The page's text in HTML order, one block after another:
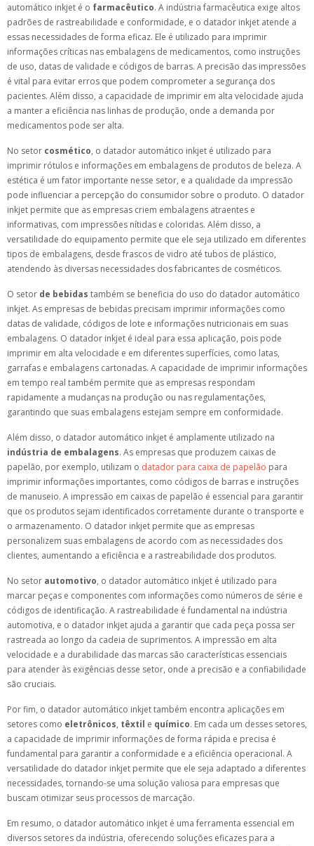
automático inkjet é o farmacêutico. A indústria farmacêutica exige altos
padrões de rastreabilidade e conformidade, e o datador inkjet atende a
essas necessidades de forma eficaz. Ele é utilizado para imprimir
informações críticas nas embalagens de medicamentos, como instruções
de uso, datas de validade e códigos de barras. A precisão das impressões
é vital para evitar erros que podem comprometer a segurança dos
pacientes. Além disso, a capacidade de imprimir em alta velocidade ajuda
a manter a eficiência nas linhas de produção, onde a demanda por
medicamentos pode ser alta.
No setor cosmético, o datador automático inkjet é utilizado para
imprimir rótulos e informações em embalagens de produtos de beleza. A
estética é um fator importante nesse setor, e a qualidade da impressão
pode influenciar a percepção do consumidor sobre o produto. O datador
inkjet permite que as empresas criem embalagens atraentes e
informativas, com impressões nítidas e coloridas. Além disso, a
versatilidade do equipamento permite que ele seja utilizado em diferentes
tipos de embalagens, desde frascos de vidro até tubos de plástico,
atendendo às diversas necessidades dos fabricantes de cosméticos.
O setor de bebidas também se beneficia do uso do datador automático
inkjet. As empresas de bebidas precisam imprimir informações como
datas de validade, códigos de lote e informações nutricionais em suas
embalagens. O datador inkjet é ideal para essa aplicação, pois pode
imprimir em alta velocidade e em diferentes superfícies, como latas,
garrafas e embalagens cartonadas. A capacidade de imprimir informações
em tempo real também permite que as empresas respondam
rapidamente a mudanças na produção ou nas regulamentações,
garantindo que suas embalagens estejam sempre em conformidade.
Além disso, o datador automático inkjet é amplamente utilizado na
indústria de embalagens. As empresas que produzem caixas de
papelão, por exemplo, utilizam o datador para caixa de papelão para
imprimir informações importantes, como códigos de barras e instruções
de manuseio. A impressão em caixas de papelão é essencial para garantir
que os produtos sejam identificados corretamente durante o transporte e
o armazenamento. O datador inkjet permite que as empresas
personalizem suas embalagens de acordo com as necessidades dos
clientes, aumentando a eficiência e a rastreabilidade dos produtos.
No setor automotivo, o datador automático inkjet é utilizado para
marcar peças e componentes com informações como números de série e
códigos de identificação. A rastreabilidade é fundamental na indústria
automotiva, e o datador inkjet ajuda a garantir que cada peça possa ser
rastreada ao longo da cadeia de suprimentos. A impressão em alta
velocidade e a durabilidade das marcas são características essenciais
para atender às exigências desse setor, onde a precisão e a confiabilidade
são cruciais.
Por fim, o datador automático inkjet também encontra aplicações em
setores como eletrônicos, têxtil e químico. Em cada um desses setores,
a capacidade de imprimir informações de forma rápida e precisa é
fundamental para garantir a conformidade e a eficiência operacional. A
versatilidade do datador inkjet permite que ele seja adaptado a diferentes
necessidades, tornando-se uma solução valiosa para empresas que
buscam otimizar seus processos de marcação.
Em resumo, o datador automático inkjet é uma ferramenta essencial em
diversos setores da indústria, oferecendo soluções eficazes para a